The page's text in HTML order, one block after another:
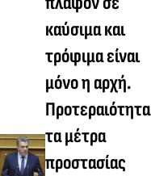
καύσιμα και
τρόφιμα είναι
μόνο η αρχή.
Προτεραιότητα
τα μέτρα
προστασίας